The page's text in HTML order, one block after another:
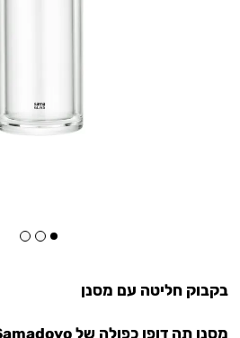
בקבוק חליטה עם מסנן